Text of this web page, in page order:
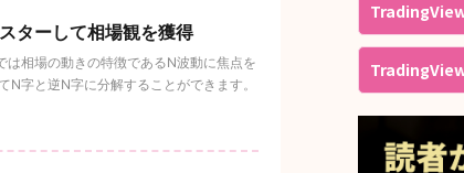
ターして相場観を獲得
相場の動きの特徴であるN波動に焦点を
字と逆N字に分解することができます。